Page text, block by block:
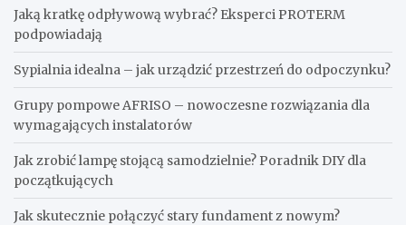
Jaką kratkę odpływową wybrać? Eksperci PROTERM
podpowiadają
Sypialnia idealna – jak urządzić przestrzeń do odpoczynku?
Grupy pompowe AFRISO – nowoczesne rozwiązania dla
wymagających instalatorów
Jak zrobić lampę stojącą samodzielnie? Poradnik DIY dla
początkujących
Jak skutecznie połączyć stary fundament z nowym?